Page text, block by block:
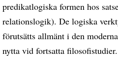
predikatlogiska formen hos
relationslogik). De logiska
förutsätts allmänt i den
nytta vid fortsatta filosofistudier.